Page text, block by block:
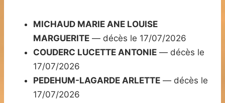
MICHAUD MARIE ANE LOUISE
MARGUERITE — décès le 17/07/2026
COUDERC LUCETTE ANTONIE — décès le
17/07/2026
PEDEHUM-LAGARDE ARLETTE — décès le
17/07/2026